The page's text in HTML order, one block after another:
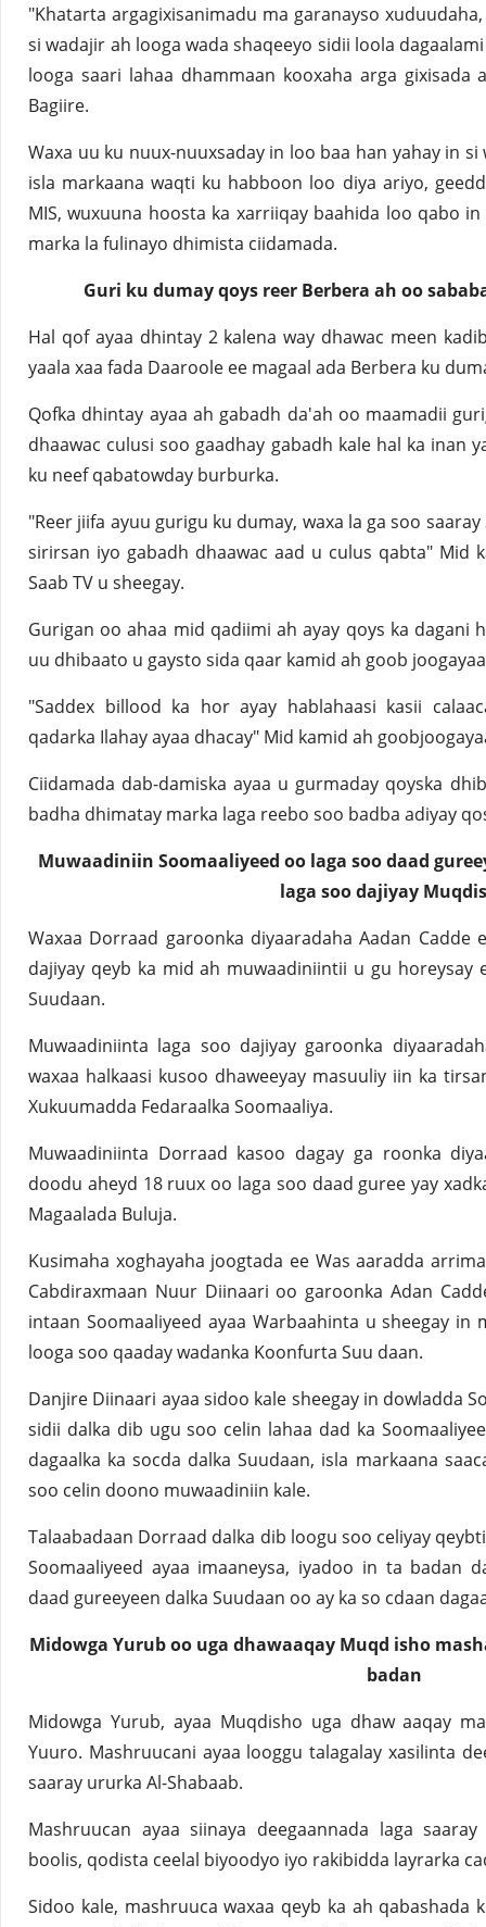
"Khatarta argagixisanimadu ma garanayso
si wadajir ah looga wada shaqeeyo sidii loola
looga saari lahaa dhammaan kooxaha arga
Bagiire.
Waxa uu ku nuux-nuuxsaday in loo baa han yahay in
isla markaana waqti ku habboon loo diya ariyo,
MIS, wuxuuna hoosta ka xarriiqay baahida loo qabo
marka la fulinayo dhimista ciidamada.
Guri ku dumay qoys reer Berbera ah oo
Hal qof ayaa dhintay 2 kalena way dhawac meen
yaala xaa fada Daaroole ee magaal ada Berbera ku
Qofka dhintay ayaa ah gabadh da'ah oo maamadii
dhaawac culusi soo gaadhay gabadh kale hal ka inan
ku neef qabatowday burburka.
"Reer jiifa ayuu gurigu ku dumay, waxa la ga soo
sirirsan iyo gabadh dhaawac aad u culus qabta" Mid
Saab TV u sheegay.
Gurigan oo ahaa mid qadiimi ah ayay qoys ka dagani
uu dhibaato u gaysto sida qaar kamid ah goob
"Saddex billood ka hor ayay hablahaasi kasii
qadarka Ilahay ayaa dhacay" Mid kamid ah
Ciidamada dab-damiska ayaa u gurmaday qoyska
badha dhimatay marka laga reebo soo badba adiyay
Muwaadiniin Soomaaliyeed oo laga soo daad
laga soo dajiyay
Waxaa Dorraad garoonka diyaaradaha Aadan Cadde
dajiyay qeyb ka mid ah muwaadiniintii u gu horeysay
Suudaan.
Muwaadiniinta laga soo dajiyay garoonka
waxaa halkaasi kusoo dhaweeyay masuuliy iin ka
Xukuumadda Fedaraalka Soomaaliya.
Muwaadiniinta Dorraad kasoo dagay ga roonka
doodu aheyd 18 ruux oo laga soo daad guree yay
Magaalada Buluja.
Kusimaha xoghayaha joogtada ee Was aaradda
Cabdiraxmaan Nuur Diinaari oo garoonka Adan
intaan Soomaaliyeed ayaa Warbaahinta u sheegay in
looga soo qaaday wadanka Koonfurta Suu daan.
Danjire Diinaari ayaa sidoo kale sheegay in dowladda
sidii dalka dib ugu soo celin lahaa dad ka
dagaalka ka socda dalka Suudaan, isla markaana
soo celin doono muwaadiniin kale.
Talaabadaan Dorraad dalka dib loogu soo celiyay
Soomaaliyeed ayaa imaaneysa, iyadoo in ta badan
daad gureeyeen dalka Suudaan oo ay ka so cdaan
Midowga Yurub oo uga dhawaaqay Muqd isho
badan
Midowga Yurub, ayaa Muqdisho uga dhaw aaqay
Yuuro. Mashruucani ayaa looggu talagalay xasilinta
saaray ururka Al-Shabaab.
Mashruucan ayaa siinaya deegaannada laga
boolis, qodista ceelal biyoodyo iyo rakibidda layrarka
Sidoo kale, mashruuca waxaa qeyb ka ah